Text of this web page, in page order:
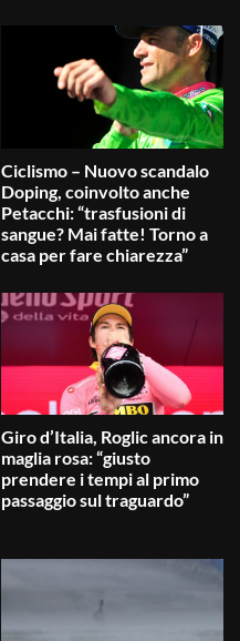
Ciclismo – Nuovo scandalo
Doping, coinvolto anche
Petacchi: “trasfusioni di
sangue? Mai fatte! Torno a
casa per fare chiarezza”
Giro d’Italia, Roglic ancora in
maglia rosa: “giusto
prendere i tempi al primo
passaggio sul traguardo”